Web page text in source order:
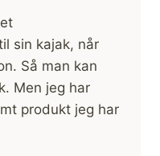
sin kajak, når
Så man kan
Men jeg har
produkt jeg har